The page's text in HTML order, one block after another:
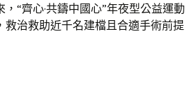
“齊心·共鑄中國心”年夜型公益運動
救治救助近千名建檔且合適手術前提